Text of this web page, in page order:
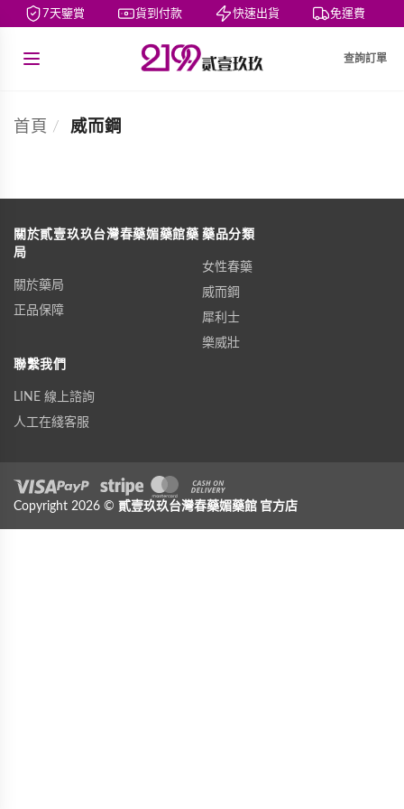
7天鑒賞 貨到付款 快速出貨 免運費
查詢訂單
首頁 / 威而鋼
關於貳壹玖玖台灣春藥媚藥館藥
局
關於藥局
正品保障
藥品分類
女性春藥
威而鋼
犀利士
樂威壯
聯繫我們
LINE 線上諮詢
人工在綫客服
Visa PayPalStripe MasterCardCash On Delivery
Copyright 2026 © 貳壹玖玖台灣春藥媚藥館 官方店